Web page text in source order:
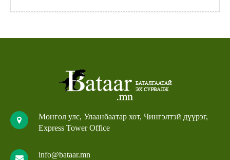
Монгол улс, Улаанбаатар хот, Чингэлтэй дүүрэг,
Express Tower Office
info@bataar.mn